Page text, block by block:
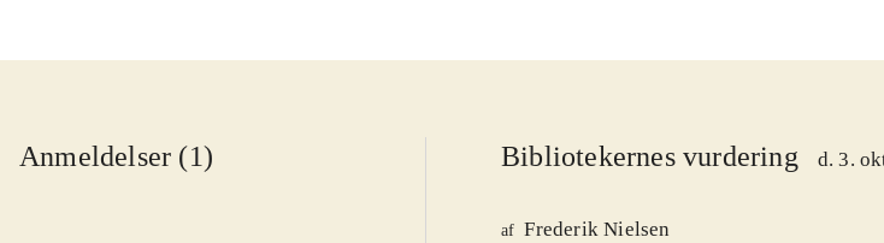
Anmeldelser (1) Bibliotekernes vurdering d. 3.
af Frederik Nielsen